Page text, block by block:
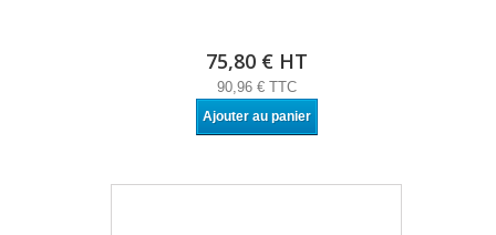
75,80 € HT
90,96 € TTC
Ajouter au panier